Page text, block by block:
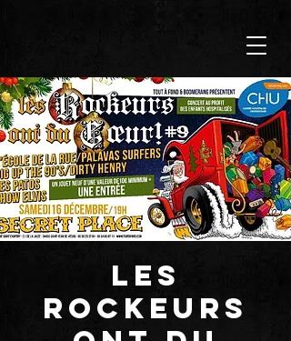
LES
ROCKEURS